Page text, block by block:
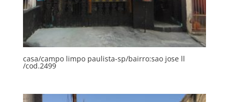
casa/campo limpo paulista-sp/bairro:sao jose ll
/cod.2499